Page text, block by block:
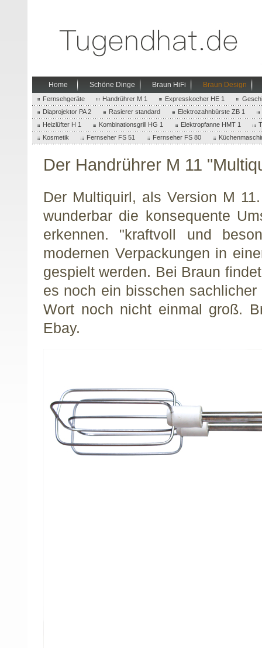
Home Schöne Dinge Braun HiFi Braun Design
Fernsehgeräte Handrührer M 1 Expresskocher HE 1
Diaprojektor PA 2
Rasierer standard
Elektrozahnbürste ZB 1
Heizlüfter H 1
Kombinationsgrill HG 1 Elektropfanne HMT 1
Kosmetik
Fernseher FS 51 Fernseher FS 80
Der Handrührer M 11
Der Multiquirl, als Version M
wunderbar die konsequente
erkennen. "kraftvoll und
modernen Verpackungen in
gespielt werden. Bei Braun
es noch ein bisschen
Wort noch nicht einmal groß.
Ebay.